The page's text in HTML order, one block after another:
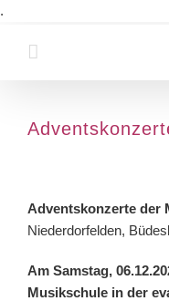
.
grösseres
Bild
Adventskonzerte der
Niederdorfelden,
Am Samstag,
Musikschule in der